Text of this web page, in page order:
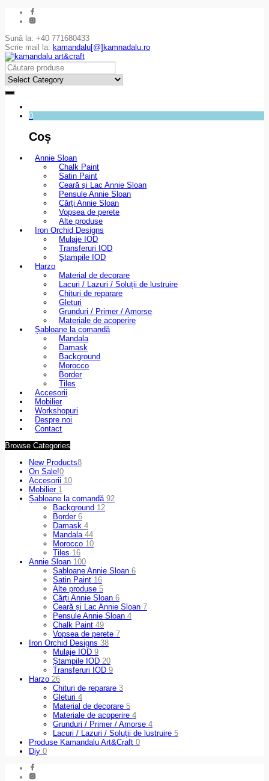
Sună la: +40 771680433
Scrie mail la: kamandalu[@]kamnadalu.ro
0
Coș
Annie Sloan
Chalk Paint
Satin Paint
Ceară și Lac Annie Sloan
Pensule Annie Sloan
Cărți Annie Sloan
Vopsea de perete
Alte produse
Iron Orchid Designs
Mulaje IOD
Transferuri IOD
Ştampile IOD
Harzo
Material de decorare
Lacuri / Lazuri / Soluții de lustruire
Chituri de reparare
Gleturi
Grunduri / Primer / Amorse
Materiale de acoperire
Șabloane la comandă
Mandala
Damask
Background
Morocco
Border
Tiles
Accesorii
Mobilier
Workshopuri
Despre noi
Contact
Browse Categories
New Products8
On Sale!0
Accesorii 10
Mobilier 1
Șabloane la comandă 92
Background 12
Border 6
Damask 4
Mandala 44
Morocco 10
Tiles 16
Annie Sloan 100
Sabloane Annie Sloan 6
Satin Paint 16
Alte produse 5
Cărți Annie Sloan 6
Ceară și Lac Annie Sloan 7
Pensule Annie Sloan 4
Chalk Paint 49
Vopsea de perete 7
Iron Orchid Designs 38
Mulaje IOD 9
Ştampile IOD 20
Transferuri IOD 9
Harzo 26
Chituri de reparare 3
Gleturi 4
Material de decorare 5
Materiale de acoperire 4
Grunduri / Primer / Amorse 4
Lacuri / Lazuri / Soluții de lustruire 5
Produse Kamandalu Art&Craft 0
Diy 0